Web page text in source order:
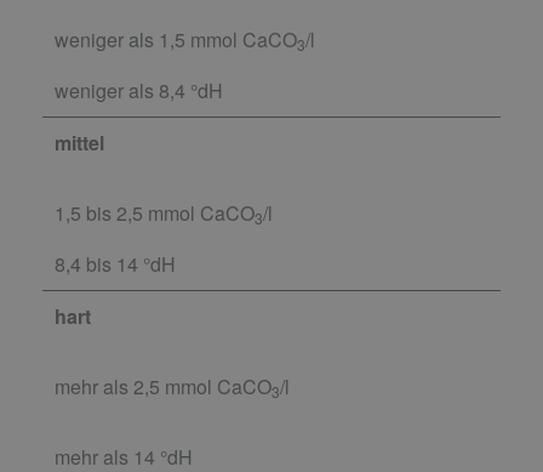
weniger als 1,5 mmol CaCO3/l
weniger als 8,4 °dH
mittel
1,5 bis 2,5 mmol CaCO3/l
8,4 bis 14 °dH
hart
mehr als 2,5 mmol CaCO3/l
mehr als 14 °dH